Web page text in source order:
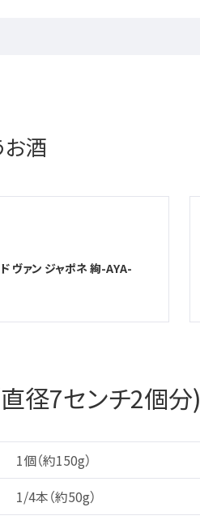
お酒
ヴァン ジャポネ 絢-AYA-
径7センチ2個分)
1個（約150g）
1/4本（約50g）